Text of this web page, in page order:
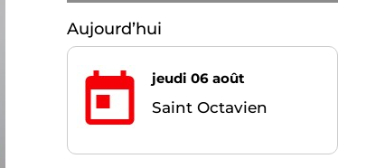
Aujourd’hui
jeudi 06 août
Saint Octavien